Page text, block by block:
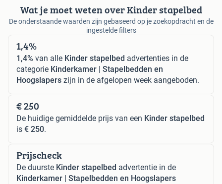
Wat je moet weten over Kinder stapelbed
De onderstaande waarden zijn gebaseerd op je zoekopdracht en de
ingestelde filters
1,4%
1,4% van alle Kinder stapelbed advertenties in de
categorie Kinderkamer | Stapelbedden en
Hoogslapers zijn in de afgelopen week aangeboden.
€ 250
De huidige gemiddelde prijs van een Kinder stapelbed
is € 250.
Prijscheck
De duurste Kinder stapelbed advertentie in de
Kinderkamer | Stapelbedden en Hoogslapers